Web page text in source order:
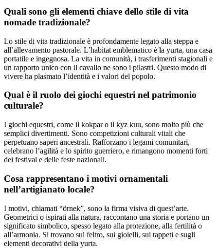
Quali sono gli elementi chiave dello stile di vita
nomade tradizionale?
Lo stile di vita tradizionale è profondamente legato alla steppa e
all’allevamento pastorale. L’habitat emblematico è la yurta, una casa
portatile e ingegnosa. La vita in comunità, i trasferimenti stagionali e
un rapporto unico con il cavallo ne sono i pilastri. Questo modo di
vivere ha plasmato l’identità e i valori del popolo.
Qual è il ruolo dei giochi equestri nel patrimonio
culturale?
I giochi equestri, come il kokpar o il kyz kuu, sono molto più che
semplici divertimenti. Sono competizioni culturali vitali che
perpetuano saperi ancestrali. Rafforzano i legami comunitari,
celebrano l’agilità e lo spirito guerriero, e rimangono momenti forti
dei festival e delle feste nazionali.
Cosa rappresentano i motivi ornamentali
nell’artigianato locale?
I motivi, chiamati “örnek”, sono la firma visiva di quest’arte.
Geometrici o ispirati alla natura, raccontano una storia e portano un
significato simbolico, spesso legato alla protezione, alla fertilità o
all’armonia. Si trovano sul feltro, sui gioielli, sui tappeti e sugli
elementi decorativi della yurta.